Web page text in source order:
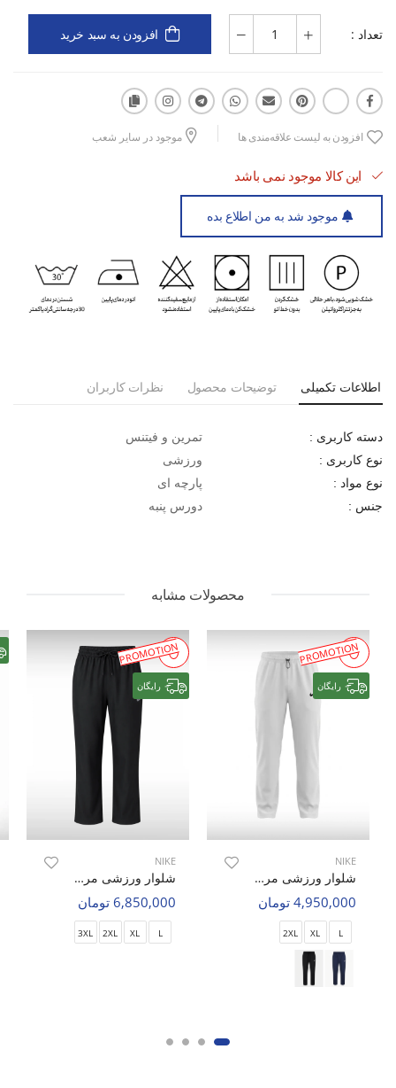
تعداد : افزودن به سبد خرید
افزودن به لیست علاقه‌مندی ها موجود در سایر شعب
این کالا موجود نمی باشد
موجود شد به من اطلاع بده
اطلاعات تکمیلی توضیحات محصول نظرات کاربران
دسته کاربری : تمرین و فیتنس
نوع کاربری : ورزشی
نوع مواد : پارچه ای
جنس : دورس پنبه
محصولات مشابه
PROMOTION
رایگان
NIKE
شلوار ورزشی مردانه نایک Nike Active Rise M
4,950,000 تومان
L
XL
2XL
PROMOTION
رایگان
NIKE
شلوار ورزشی مردانه نایک Nike Flex Ease M
6,850,000 تومان
L
XL
2XL
3XL